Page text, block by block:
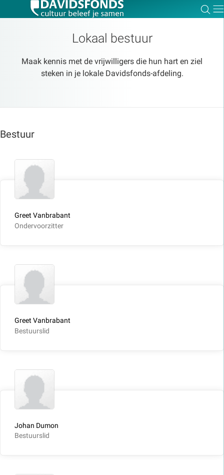
Lokaal bestuur
Maak kennis met de vrijwilligers die hun hart en ziel
steken in je lokale Davidsfonds-afdeling.
Bestuur
Greet Vanbrabant
Ondervoorzitter
Greet Vanbrabant
Bestuurslid
Johan Dumon
Bestuurslid
Zoeken